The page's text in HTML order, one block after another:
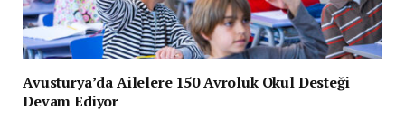
Avusturya’da Ailelere 150 Avroluk Okul Desteği
Devam Ediyor